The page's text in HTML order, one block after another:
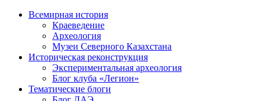
Всемирная история
Краеведение
Археология
Музеи Северного Казахстана
Историческая реконструкция
Экспериментальная археология
Блог клуба «Легион»
Тематические блоги